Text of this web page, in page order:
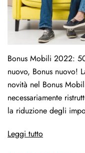
Bonus Mobili 2022:
nuovo, Bonus nuovo!
novità nel Bonus
necessariamente
la riduzione degli
Leggi tutto